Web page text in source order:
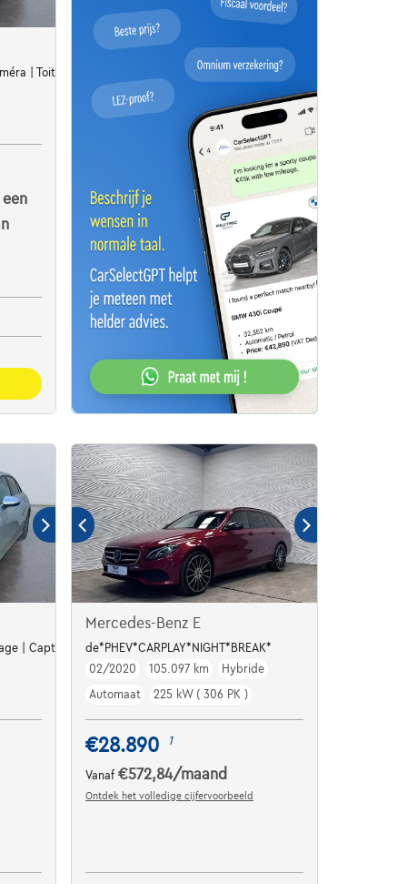
| Toit pano | Capteurs Av/Ar | Attelage
| Capteurs Av+Ar
Mercedes-Benz E
de*PHEV*CARPLAY*NIGHT*BREAK*
02/2020
105.097 km
Hybride
Automaat
225 kW ( 306 PK )
€28.890 1
Vanaf€572,84/maand
Ontdek het volledige cijfervoorbeeld